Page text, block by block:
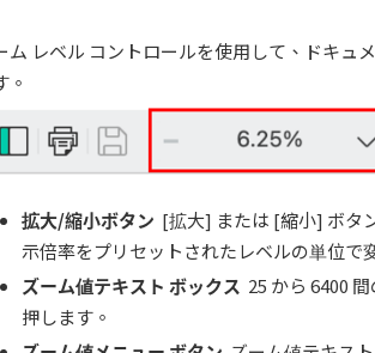
ム レベル コントロールを使用して、ドキュ
。
拡大/縮小ボタン [拡大] または [縮小] ボタ
示倍率をプリセットされたレベルの単位で
ズーム値テキスト ボックス 25 から 6400
押します。